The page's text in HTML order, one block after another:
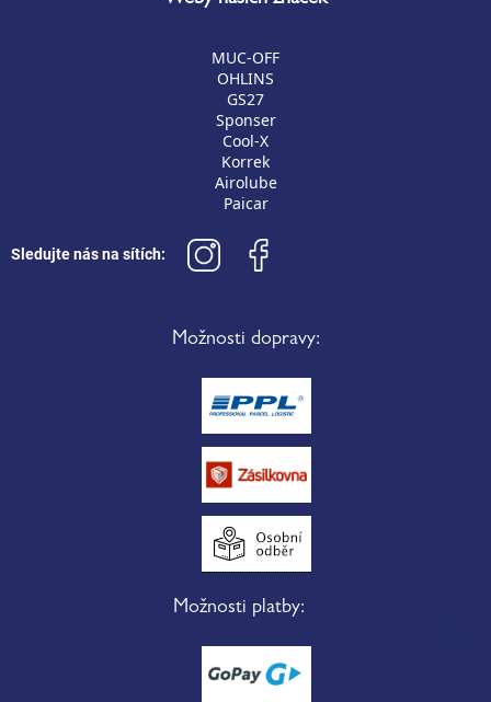
MUC-OFF
OHLINS
GS27
Sponser
Cool-X
Korrek
Airolube
Paicar
Sledujte nás na sítích:
Možnosti dopravy:
Možnosti platby: